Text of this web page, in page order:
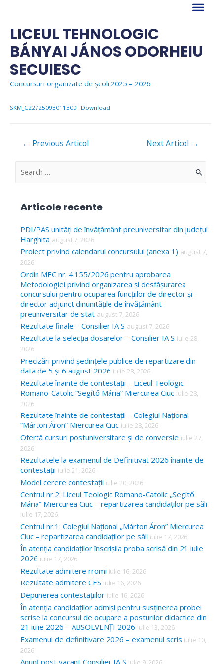
content
LICEUL TEHNOLOGIC
BÁNYAI JÁNOS ODORHEIU
SECUIESC
Concursuri organizate de școli 2025 – 2026
SKM_C22725093011300 Download
Navigare
← Previous Articol Next Articol →
S
c
h
f
o
r
Articole recente
PDI/PAS unități de învățământ preuniversitar din județul
Harghita august 7, 2026
Proiect privind calendarul concursului (anexa 1) august 7,
2026
Ordin MEC nr. 4.155/2026 pentru aprobarea
Metodologiei privind organizarea și desfășurarea
concursului pentru ocuparea funcțiilor de director și
director adjunct dinunitățile de învățământ
preuniversitar de stat august 7, 2026
Rezultate finale – Consilier IA S august 7, 2026
Rezultate la selecția dosarelor – Consilier IA S iulie 28,
2026
Precizări privind ședințele publice de repartizare din
data de 5 și 6 august 2026 iulie 28, 2026
Rezultate înainte de contestații – Liceul Teologic
Romano-Catolic “Segítő Mária” Miercurea Ciuc iulie 28,
2026
Rezultate înainte de contestații – Colegiul Național
“Márton Áron” Miercurea Ciuc iulie 28, 2026
Ofertă cursuri postuniversitare și de conversie iulie 27,
2026
Rezultatele la examenul de Definitivat 2026 înainte de
contestații iulie 21, 2026
Model cerere contestații iulie 20, 2026
Centrul nr.2: Liceul Teologic Romano-Catolic „Segítő
Mária” Miercurea Ciuc – repartizarea candidaților pe săli
iulie 17, 2026
Centrul nr.1: Colegiul Național „Márton Áron” Miercurea
Ciuc – repartizarea candidaților pe săli iulie 17, 2026
În atenția candidaților înscrișila proba scrisă din 21 iulie
2026 iulie 17, 2026
Rezultate admitere rromi iulie 16, 2026
Rezultate admitere CES iulie 16, 2026
Depunerea contestațiilor iulie 16, 2026
În atenția candidaților admiși pentru susținerea probei
scrise la concursul de ocupare a posturilor didactice din
21 iulie 2026 – ABSOLVENȚI 2026 iulie 13, 2026
Examenul de definitivare 2026 – examenul scris iulie 10,
2026
Anunț post vacant Consilier IA S iulie 9, 2026